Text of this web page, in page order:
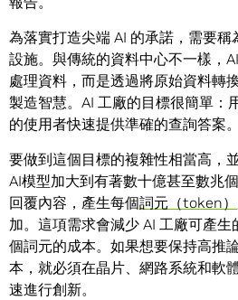
為落實打造尖端 AI 的承諾，需要稱
設施。與傳統的資料中心不一樣，
處理資料，而是透過將原始資料轉
製造智慧。AI 工廠的目標很簡單：
的使用者快速提供準確的查詢答案。
要做到這個目標的複雜性相當高，
AI模型加大到有著數十億甚至數兆
回覆內容，產生每個詞元（token）
加。這項需求會減少 AI 工廠可產
個詞元的成本。如果想要保持高推
本，就必須在晶片、網路系統和軟
速進行創新。